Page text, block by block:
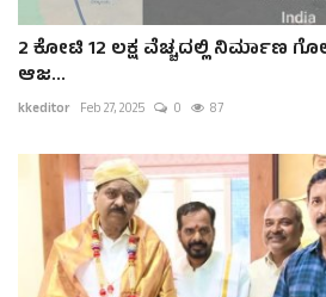
2 ಕೋಟಿ 12 ಲಕ್ಷ ವೆಚ್ಚದಲ್ಲಿ ನಿರ್ಮಾಣ
ಆಜ...
kkeditor Feb 27, 2025 0 87